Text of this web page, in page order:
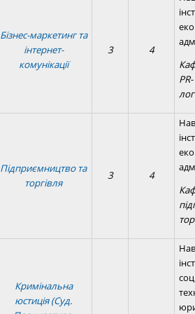
Бізнес-маркетинг та
інтернет-
комунікації
3 4
Підприємництво та
торгівля
3 4
Кримінальна
юстиція (Суд.